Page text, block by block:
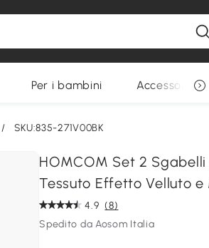
Per i bambini Accessori
/ SKU:835-271V00BK
HOMCOM Set 2
Tessuto Effetto Velluto
4.9 (8)
Spedito da Aosom Italia